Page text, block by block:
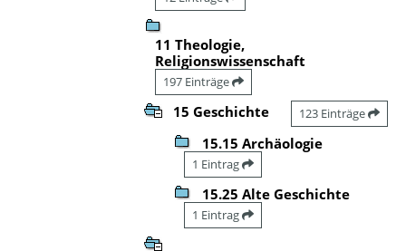
11 Theologie,
Religionswissenschaft
197 Einträge
15 Geschichte 123 Einträge
15.15 Archäologie
1 Eintrag
15.25 Alte Geschichte
1 Eintrag